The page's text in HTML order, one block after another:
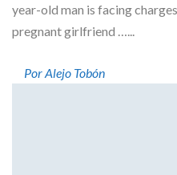
year-old man is facing
pregnant girlfriend …...
Por Alejo Tobón